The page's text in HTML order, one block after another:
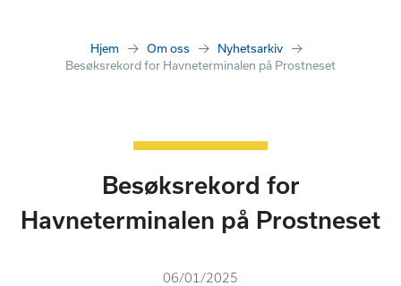
Hjem Om oss
Nyhetsarkiv
Besøksrekord for Havneterminalen på Prostneset
Besøksrekord for
Havneterminalen på Prostneset
06/01/2025